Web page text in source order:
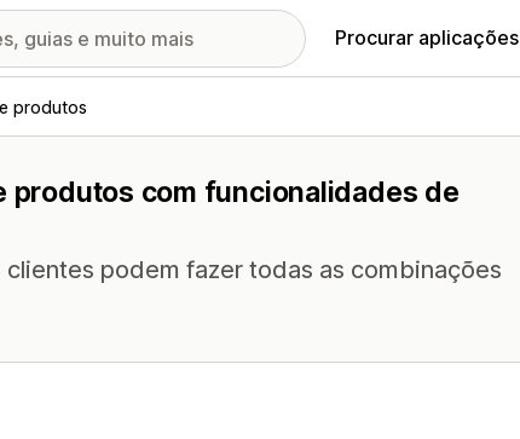
Procurar aplicações
produtos
produtos com funcionalidades de
podem fazer todas as combinações